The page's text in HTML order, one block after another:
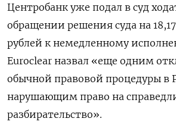
Центробанк уже подал в суд
обращении решения суда на
⁠рублей к немедленному
Euroclear назвал «еще одним
обычной правовой процедуры в
нарушающим право на
разбирательство».